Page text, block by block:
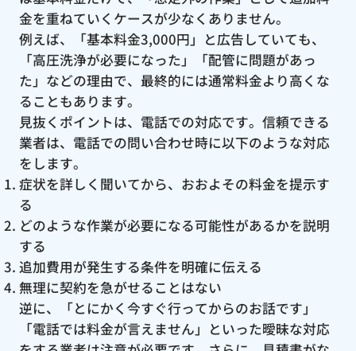
金を重ねていくケースが少なくありません。
例えば、「基本料金3,000円」と広告していても、
「高圧洗浄が必要になった」「配管に問題があっ
た」などの理由で、最終的には通常料金より高くな
ることもあります。
見抜くポイントは、電話での対応です。信頼できる
業者は、電話での問い合わせ時に以下のような対応
をします。
症状を詳しく聞いてから、おおよその料金を提示す
る
どのような作業が必要になる可能性があるかを説明
する
追加費用が発生する条件を明確に伝える
無理に契約を急がせることはない
逆に、「とにかく今すぐ行ってからのお話です」
「電話では料金が言えません」といった曖昧な対応